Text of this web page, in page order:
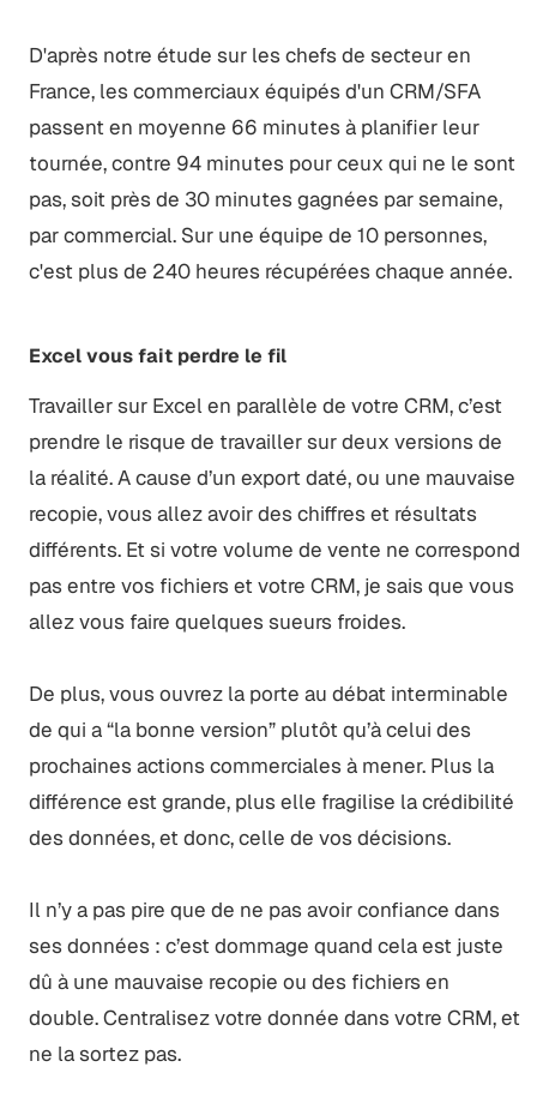
D'après notre étude sur les chefs de secteur en
France, les commerciaux équipés d'un CRM/SFA
passent en moyenne 66 minutes à planifier leur
tournée, contre 94 minutes pour ceux qui ne le sont
pas, soit près de 30 minutes gagnées par semaine,
par commercial. Sur une équipe de 10 personnes,
c'est plus de 240 heures récupérées chaque année.
Excel vous fait perdre le fil
Travailler sur Excel en parallèle de votre CRM, c’est
prendre le risque de travailler sur deux versions de
la réalité. A cause d’un export daté, ou une mauvaise
recopie, vous allez avoir des chiffres et résultats
différents. Et si votre volume de vente ne correspond
pas entre vos fichiers et votre CRM, je sais que vous
allez vous faire quelques sueurs froides.
De plus, vous ouvrez la porte au débat interminable
de qui a “la bonne version” plutôt qu’à celui des
prochaines actions commerciales à mener. Plus la
différence est grande, plus elle fragilise la crédibilité
des données, et donc, celle de vos décisions.
Il n’y a pas pire que de ne pas avoir confiance dans
ses données : c’est dommage quand cela est juste
dû à une mauvaise recopie ou des fichiers en
double. Centralisez votre donnée dans votre CRM, et
ne la sortez pas.